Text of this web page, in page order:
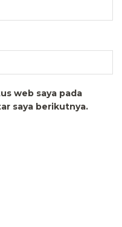
web saya pada
saya berikutnya.